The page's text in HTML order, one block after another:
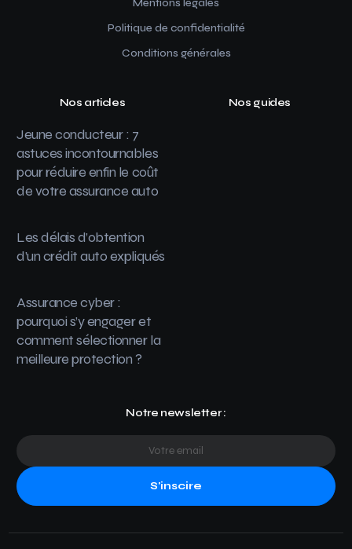
Mentions légales
Politique de confidentialité
Conditions générales
Nos articles
Jeune conducteur : 7
astuces incontournables
pour réduire enfin le coût
de votre assurance auto
Les délais d’obtention
d’un crédit auto expliqués
Assurance cyber :
pourquoi s’y engager et
comment sélectionner la
meilleure protection ?
Nos guides
Notre newsletter :
S'inscire